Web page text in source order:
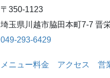
〒350-1123
埼玉県川越市脇田本町7-7 晋
049-293-6429
メニュー料金 アクセス 営